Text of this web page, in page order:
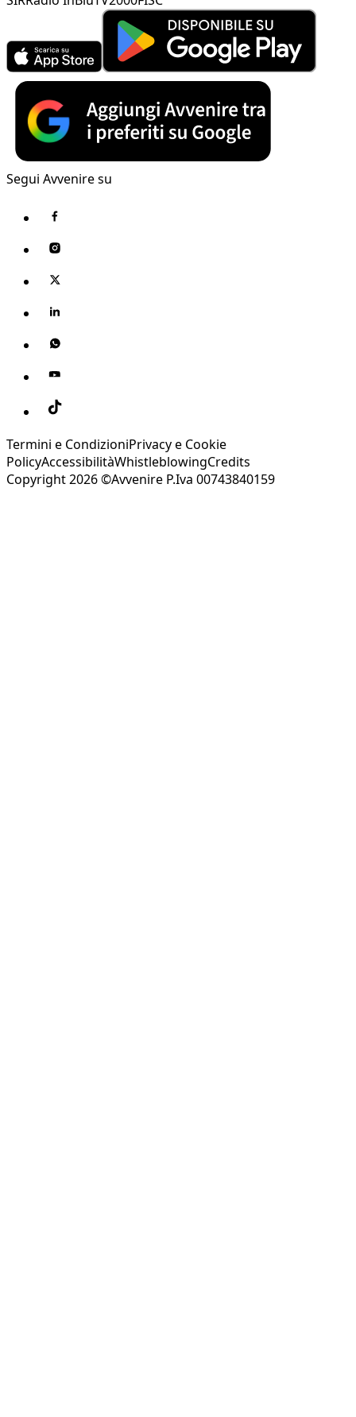
Segui Avvenire su
Termini e CondizioniPrivacy e Cookie
PolicyAccessibilitàWhistleblowingCredits
Copyright 2026 ©Avvenire P.Iva 00743840159